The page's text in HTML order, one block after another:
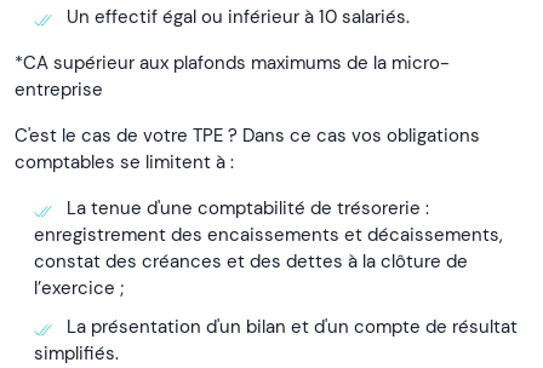
Un effectif égal ou inférieur à 10 salariés.
*CA supérieur aux plafonds maximums de la micro-
entreprise
C'est le cas de votre TPE ? Dans ce cas vos obligations
comptables se limitent à :
La tenue d'une comptabilité de trésorerie :
enregistrement des encaissements et décaissements,
constat des créances et des dettes à la clôture de
l’exercice ;
La présentation d'un bilan et d'un compte de résultat
simplifiés.